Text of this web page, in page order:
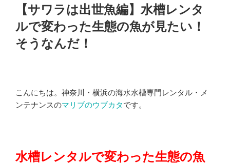
【サワラは出世魚編】水槽レンタ
ルで変わった生態の魚が見たい！
そうなんだ！
こんにちは。神奈川・横浜の海水水槽専門レンタル・メ
ンテナンスのマリブのウブカタです。
水槽レンタルで変わった生態の魚